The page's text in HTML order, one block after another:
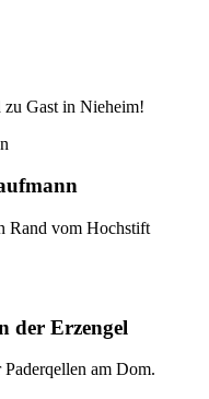
zu Gast in Nieheim!
Rand vom Hochstift
der Erzengel
am Dom.